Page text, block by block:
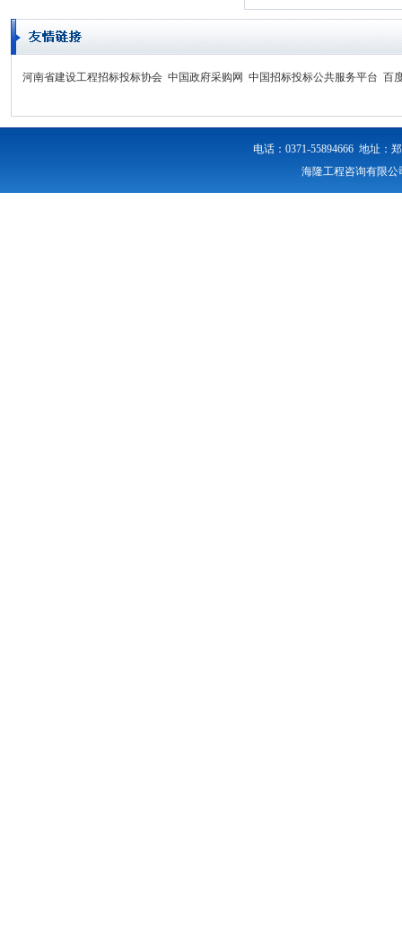
河南省建设工程招标投标协会 中国政府采购网 中国招标投标公共服务平台 百
电话：0371-55894666 地址：
海隆工程咨询有限